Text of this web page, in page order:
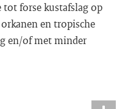
tot forse kustafslag op
en tropische
en/of met minder